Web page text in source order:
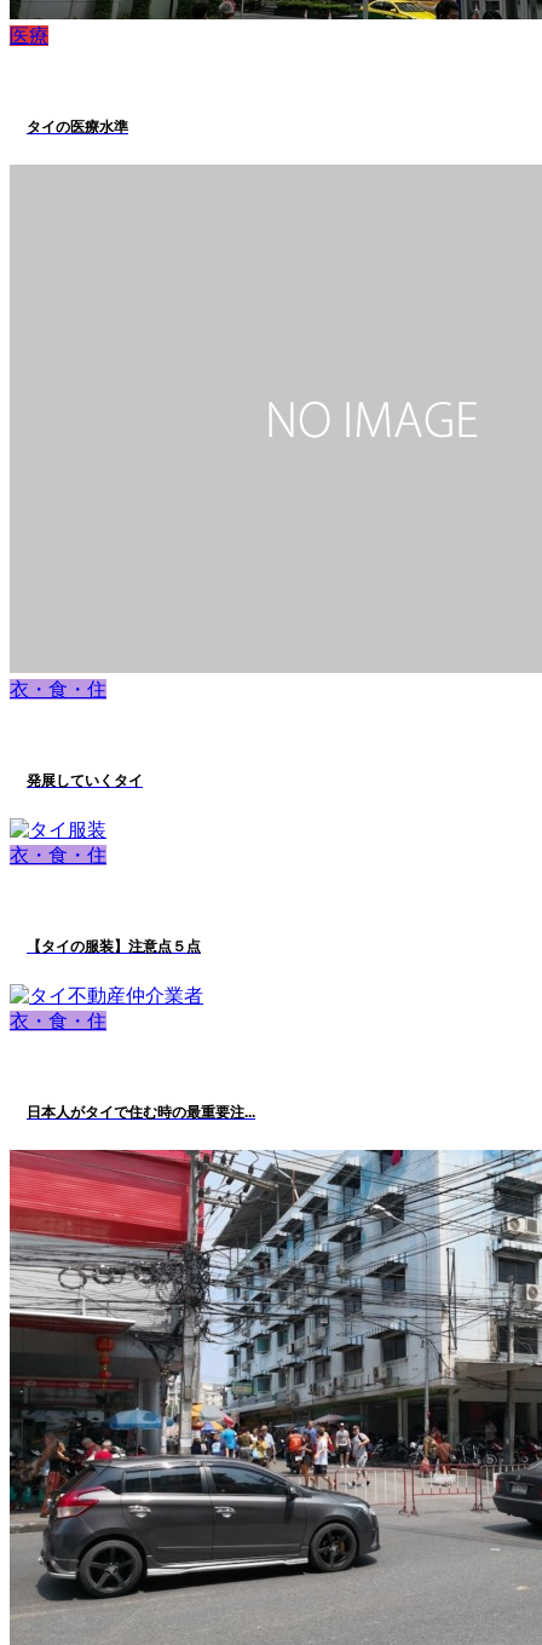
医療
タイの医療水準
衣・食・住
発展していくタイ
衣・食・住
【タイの服装】注意点５点
衣・食・住
日本人がタイで住む時の最重要注...